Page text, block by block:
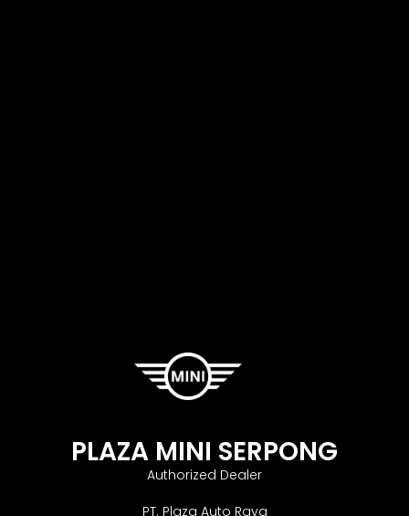
PLAZA MINI SERPONG
Authorized Dealer
PT. Plaza Auto Raya